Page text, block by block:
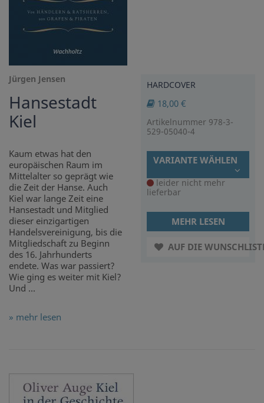
Jürgen Jensen
Hansestadt
Kiel
Kaum etwas hat den
europäischen Raum im
Mittelalter so geprägt wie
die Zeit der Hanse. Auch
Kiel war lange Zeit eine
Hansestadt und Mitglied
dieser einzigartigen
Handelsvereinigung, bis die
Mitgliedschaft zu Beginn
des 16. Jahrhunderts
endete. Was war passiert?
Wie ging es weiter mit Kiel?
Und ...
» mehr lesen
HARDCOVER
18,00 €
Artikelnummer 978-3-
529-05040-4
VARIANTE WÄHLEN
leider nicht mehr
lieferbar
MEHR LESEN
AUF DIE